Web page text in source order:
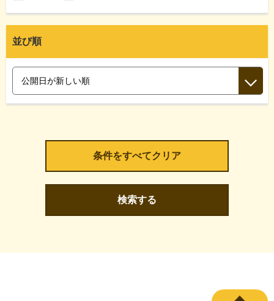
並び順
検索する